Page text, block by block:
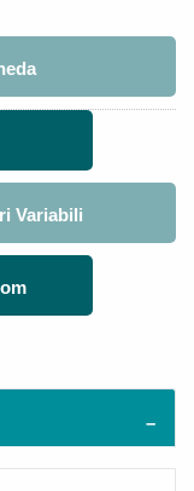
Variabili